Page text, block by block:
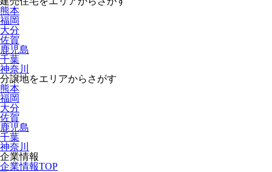
熊本
福岡
大分
佐賀
鹿児島
千葉
神奈川
分譲地をエリアからさがす
熊本
福岡
大分
佐賀
鹿児島
千葉
神奈川
企業情報
企業情報TOP